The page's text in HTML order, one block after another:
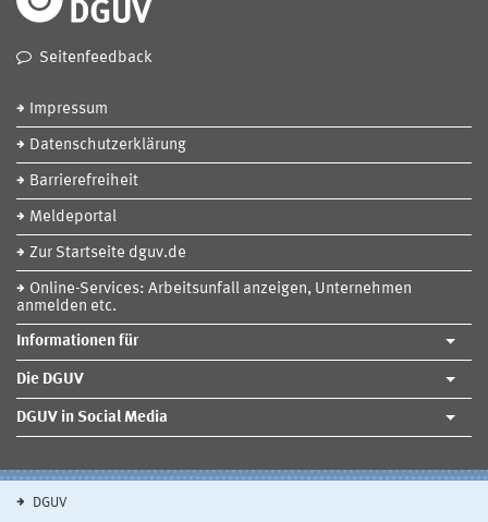
Seitenfeedback
Impressum
Datenschutzerklärung
Barrierefreiheit
Meldeportal
Zur Startseite dguv.de
Online-Services: Arbeitsunfall anzeigen, Unternehmen
anmelden etc.
Informationen für
Die DGUV
DGUV in Social Media
DGUV